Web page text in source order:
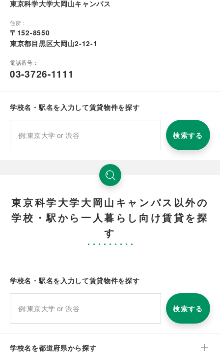
東京科学大学大岡山キャンパス
住所：
〒152-8550
東京都目黒区大岡山2-12-1
電話番号：
03-3726-1111
学校名・駅名を入力して賃貸物件を探す
検索する
東京科学大学大岡山キャンパス以外の
学校・駅から一人暮らし向け賃貸を探
す
学校名・駅名を入力して賃貸物件を探す
検索する
学校名を都道府県から探す